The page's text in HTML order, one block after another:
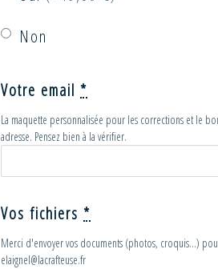
Non
Votre email *
La maquette personnalisée pour les corrections et le
adresse. Pensez bien à la vérifier.
Vos fichiers *
Merci d'envoyer vos documents (photos, croquis...)
elaignel@lacrafteuse.fr